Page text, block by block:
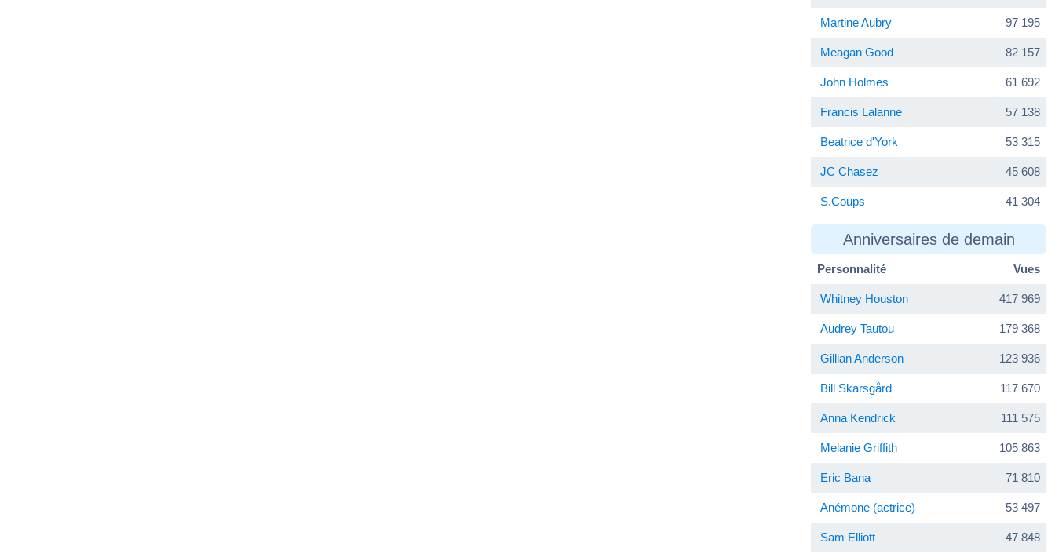
Martine Aubry 97 195
Meagan Good 82 157
John Holmes 61 692
Francis Lalanne 57 138
Beatrice d'York 53 315
JC Chasez 45 608
S.Coups 41 304
Anniversaires de demain
Personnalité Vues
Whitney Houston 417 969
Audrey Tautou 179 368
Gillian Anderson 123 936
Bill Skarsgård 117 670
Anna Kendrick 111 575
Melanie Griffith 105 863
Eric Bana 71 810
Anémone (actrice) 53 497
Sam Elliott 47 848